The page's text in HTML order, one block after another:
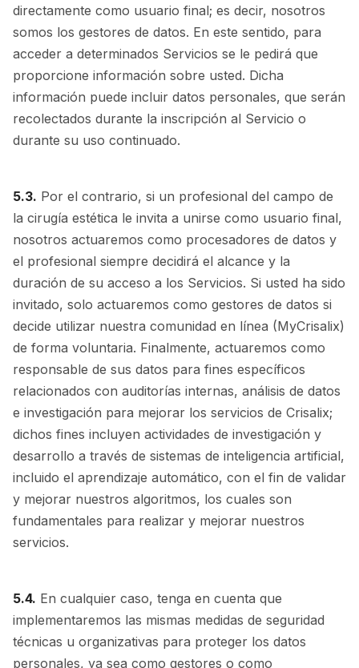
directamente como usuario final; es decir, nosotros
somos los gestores de datos. En este sentido, para
acceder a determinados Servicios se le pedirá que
proporcione información sobre usted. Dicha
información puede incluir datos personales, que serán
recolectados durante la inscripción al Servicio o
durante su uso continuado.
5.3. Por el contrario, si un profesional del campo de
la cirugía estética le invita a unirse como usuario final,
nosotros actuaremos como procesadores de datos y
el profesional siempre decidirá el alcance y la
duración de su acceso a los Servicios. Si usted ha sido
invitado, solo actuaremos como gestores de datos si
decide utilizar nuestra comunidad en línea (MyCrisalix)
de forma voluntaria. Finalmente, actuaremos como
responsable de sus datos para fines específicos
relacionados con auditorías internas, análisis de datos
e investigación para mejorar los servicios de Crisalix;
dichos fines incluyen actividades de investigación y
desarrollo a través de sistemas de inteligencia artificial,
incluido el aprendizaje automático, con el fin de validar
y mejorar nuestros algoritmos, los cuales son
fundamentales para realizar y mejorar nuestros
servicios.
5.4. En cualquier caso, tenga en cuenta que
implementaremos las mismas medidas de seguridad
técnicas u organizativas para proteger los datos
personales, ya sea como gestores o como